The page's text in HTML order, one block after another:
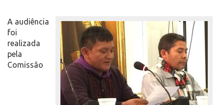
A audiência
foi
realizada
pela
Comissão